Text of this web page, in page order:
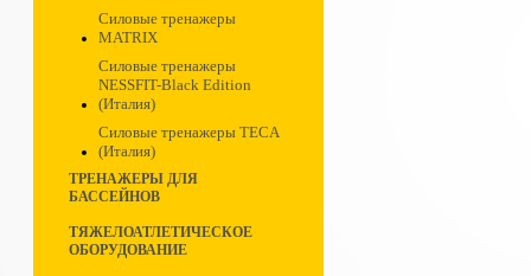
Силовые тренажеры
MATRIX
Силовые тренажеры
NESSFIT-Black Edition
(Италия)
Силовые тренажеры TECA
(Италия)
ТРЕНАЖЕРЫ ДЛЯ
БАССЕЙНОВ
ТЯЖЕЛОАТЛЕТИЧЕСКОЕ
ОБОРУДОВАНИЕ